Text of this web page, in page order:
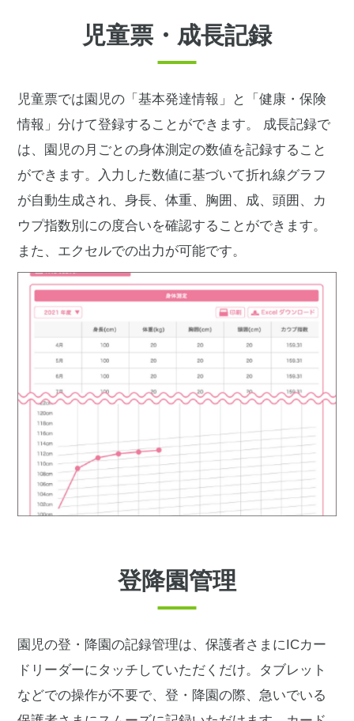
児童票・成長記録
児童票では園児の「基本発達情報」と「健康・保険
情報」分けて登録することができます。
成長記録で
は、園児の月ごとの身体測定の数値を記録すること
ができます。入力した数値に基づいて折れ線グラフ
が自動生成され、身長、体重、胸囲、成、頭囲、カ
ウプ指数別にの度合いを確認することができます。
また、エクセルでの出力が可能です。
登降園管理
園児の登・降園の記録管理は、保護者さまにICカー
ドリーダーにタッチしていただくだけ。タブレット
などでの操作が不要で、登・降園の際、急いでいる